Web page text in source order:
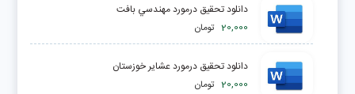
دانلود تحقیق درمورد مهندسي بافت
20,000 تومان
دانلود تحقیق درمورد عشاير خوزستان
20,000 تومان